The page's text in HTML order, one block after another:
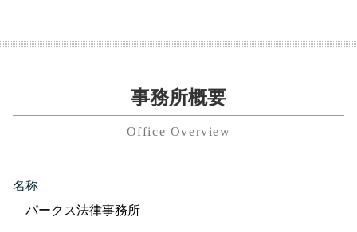
事務所概要
Office Overview
名称
パークス法律事務所